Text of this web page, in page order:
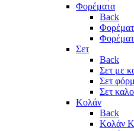
Φορέματα
Back
Σετ
Back
Σετ με
Σετ
Σετ
Κολάν
Back
Κολάν